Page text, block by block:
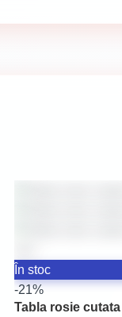
În stoc
-21%
Tabla rosie cutata